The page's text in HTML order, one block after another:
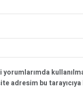
yorumlarımda
adresim bu